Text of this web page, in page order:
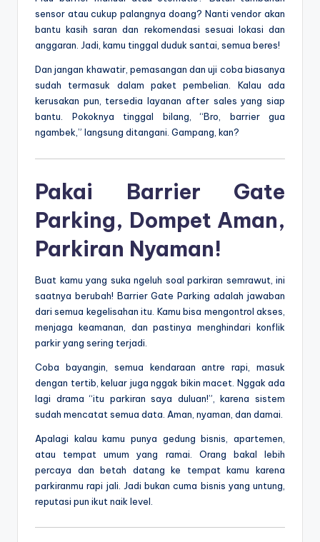
sensor atau cukup palangnya doang? Nanti vendor akan
bantu kasih saran dan rekomendasi sesuai lokasi dan
anggaran. Jadi, kamu tinggal duduk santai, semua beres!
Dan jangan khawatir, pemasangan dan uji coba biasanya
sudah termasuk dalam paket pembelian. Kalau ada
kerusakan pun, tersedia layanan after sales yang siap
bantu. Pokoknya tinggal bilang, “Bro, barrier gua
ngambek,” langsung ditangani. Gampang, kan?
Pakai Barrier Gate
Parking, Dompet Aman,
Parkiran Nyaman!
Buat kamu yang suka ngeluh soal parkiran semrawut, ini
saatnya berubah! Barrier Gate Parking adalah jawaban
dari semua kegelisahan itu. Kamu bisa mengontrol akses,
menjaga keamanan, dan pastinya menghindari konflik
parkir yang sering terjadi.
Coba bayangin, semua kendaraan antre rapi, masuk
dengan tertib, keluar juga nggak bikin macet. Nggak ada
lagi drama “itu parkiran saya duluan!”, karena sistem
sudah mencatat semua data. Aman, nyaman, dan damai.
Apalagi kalau kamu punya gedung bisnis, apartemen,
atau tempat umum yang ramai. Orang bakal lebih
percaya dan betah datang ke tempat kamu karena
parkiranmu rapi jali. Jadi bukan cuma bisnis yang untung,
reputasi pun ikut naik level.